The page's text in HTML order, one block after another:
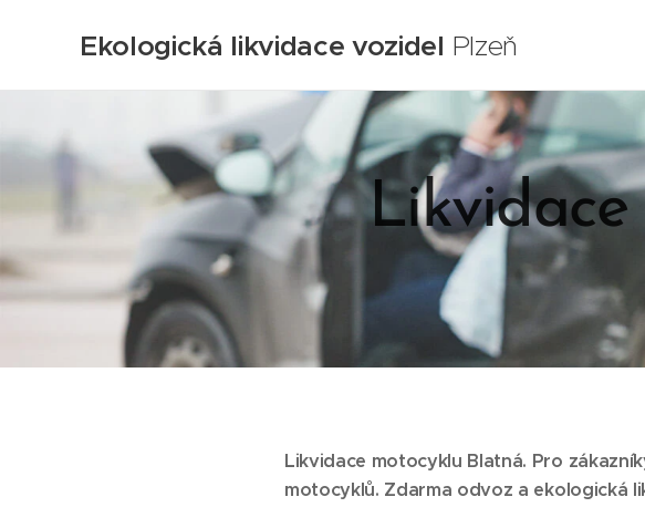
Ekologická likvidace vozidel Plzeň
Likvidace motocyklu Blatná. Pro
motocyklů. Zdarma odvoz a ekologická